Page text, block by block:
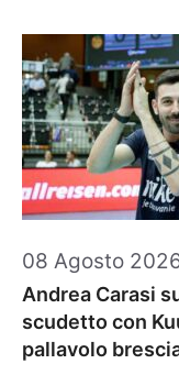
08 Agosto
Andrea Carasi
scudetto con
pallavolo